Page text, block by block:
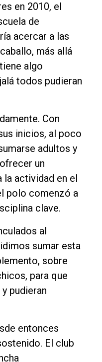
en 2010, el
de
acercar a las
más allá
algo
todos pudieran
Con
inicios, al poco
adultos y
un
actividad en el
polo comenzó a
clave.
al
sumar esta
sobre
para que
pudieran
entonces
El club